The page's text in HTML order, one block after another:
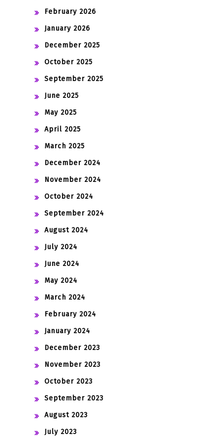
February 2026
January 2026
December 2025
October 2025
September 2025
June 2025
May 2025
April 2025
March 2025
December 2024
November 2024
October 2024
September 2024
August 2024
July 2024
June 2024
May 2024
March 2024
February 2024
January 2024
December 2023
November 2023
October 2023
September 2023
August 2023
July 2023